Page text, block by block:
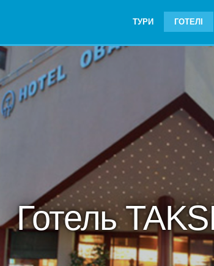
ТУРИ ГОТЕЛІ
Готель